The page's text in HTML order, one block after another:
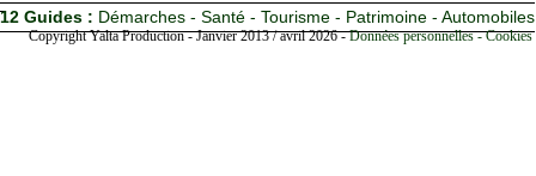
12 Guides : Démarches - Santé - Tourisme - Patrimoine - Automobiles
Copyright Yalta Production - Janvier 2013 / avril 2026 -Données personnelles -